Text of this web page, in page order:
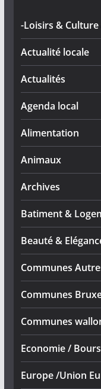
-Loisirs &
Actualité locale
Actualités
Agenda local
Alimentation
Animaux
Archives
Batiment &
Beauté &
Communes
Communes
Communes
Economie /
Europe /Union